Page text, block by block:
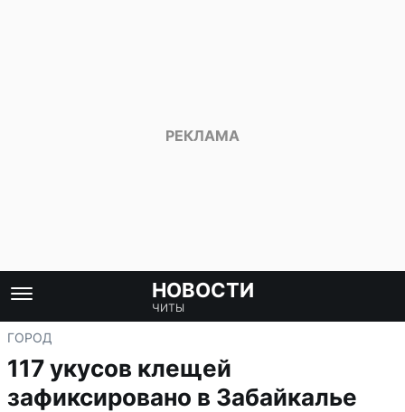
НОВОСТИ
ЧИТЫ
ГОРОД
117 укусов клещей
зафиксировано в Забайкалье